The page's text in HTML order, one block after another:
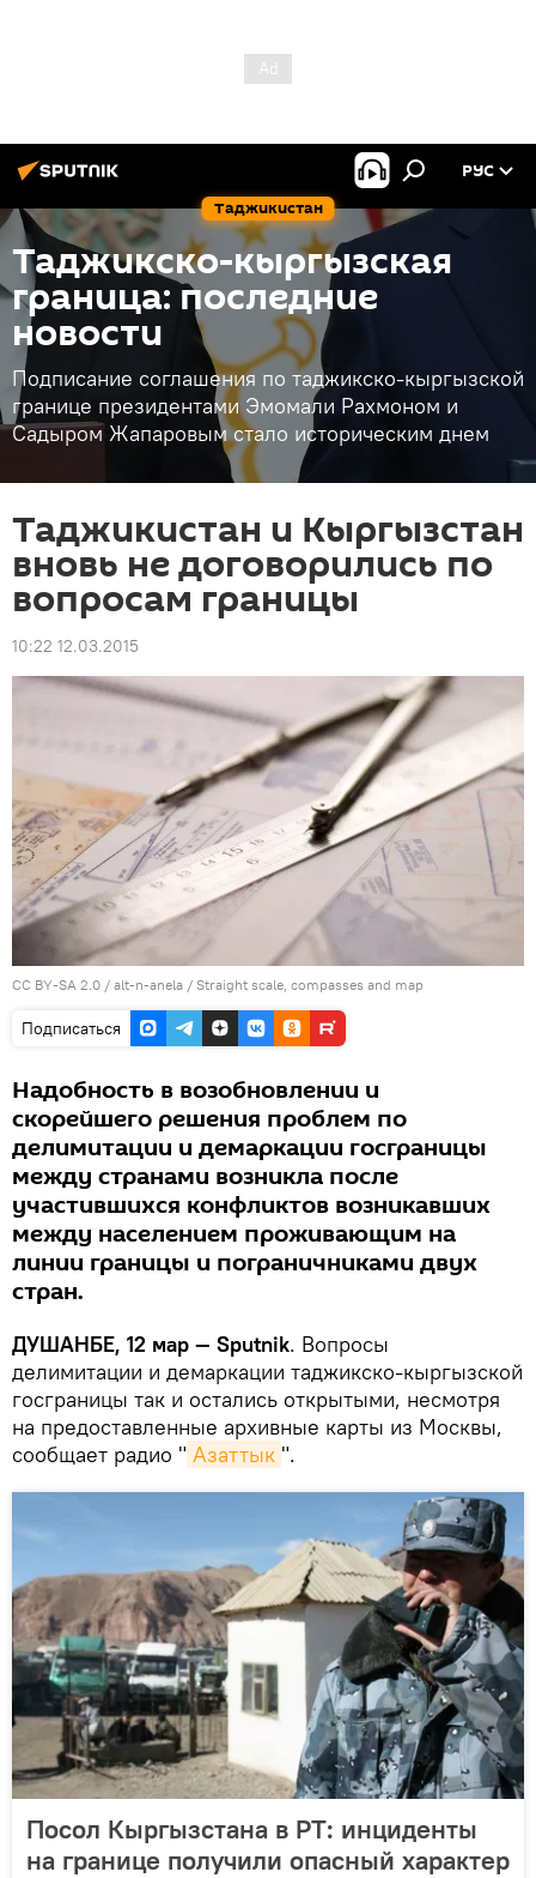
Таджикистан
РУС
Таджикско-кыргызская
граница: последние
новости
Подписание соглашения по таджикско-кыргызской
границе президентами Эмомали Рахмоном и
Садыром Жапаровым стало историческим днем
Таджикистан и Кыргызстан
вновь не договорились по
вопросам границы
10:22 12.03.2015
CC BY-SA 2.0 / alt-n-anela / Straight scale, compasses and map
Подписаться
Надобность в возобновлении и
скорейшего решения проблем по
делимитации и демаркации госграницы
между странами возникла после
участившихся конфликтов возникавших
между населением проживающим на
линии границы и пограничниками двух
стран.
ДУШАНБЕ, 12 мар — Sputnik. Вопросы
делимитации и демаркации таджикско-кыргызской
госграницы так и остались открытыми, несмотря
на предоставленные архивные карты из Москвы,
сообщает радио " Азаттык ".
Посол Кыргызстана в РТ: инциденты
на границе получили опасный характер